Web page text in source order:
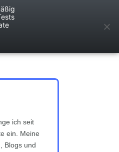
ich seit
ein. Meine
Blogs und